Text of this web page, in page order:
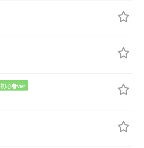
初心者ver